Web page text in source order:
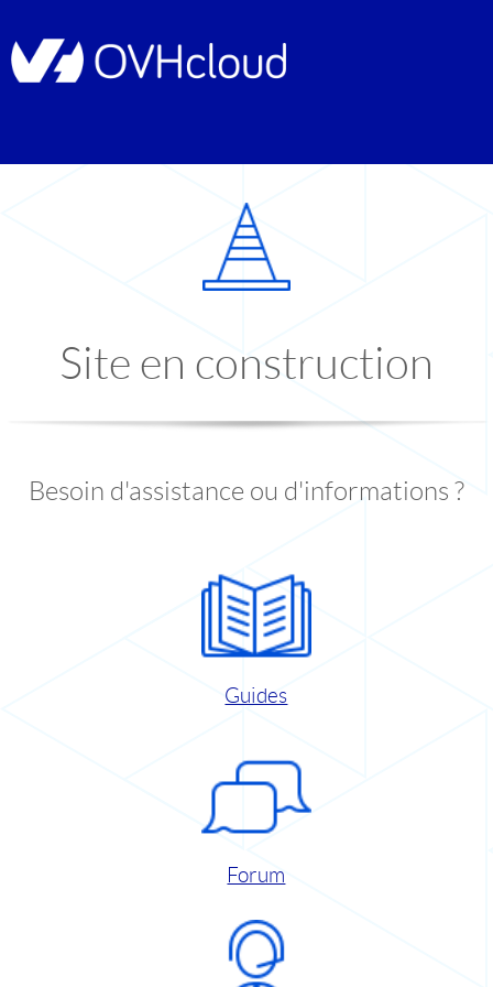
Site en construction
Besoin d'assistance ou d'informations ?
Guides
Forum